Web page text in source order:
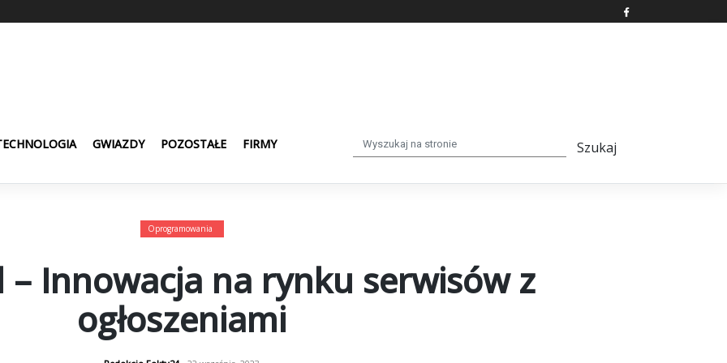
GWIAZDY POZOSTAŁE FIRMY
Oprogramowania
– Innowacja na rynku serwisów z
ogłoszeniami